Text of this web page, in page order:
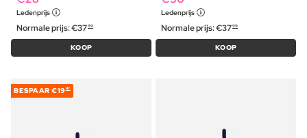
Ledenprijs
Normale prijs:€3799
KOOP
Ledenprijs
Normale prijs:€3799
KOOP
BESPAAR €19 47